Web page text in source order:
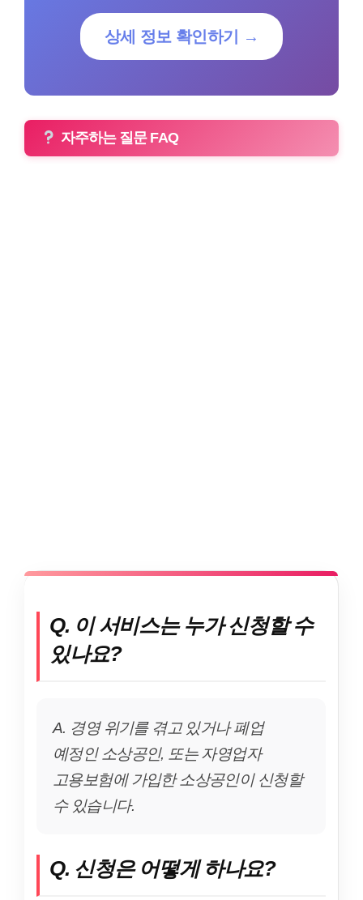
상세 정보 확인하기 →
자주하는 질문 FAQ
Q. 이 서비스는 누가 신청할 수
있나요?
A. 경영 위기를 겪고 있거나 폐업
예정인 소상공인, 또는 자영업자
고용보험에 가입한 소상공인이 신청할
수 있습니다.
Q. 신청은 어떻게 하나요?